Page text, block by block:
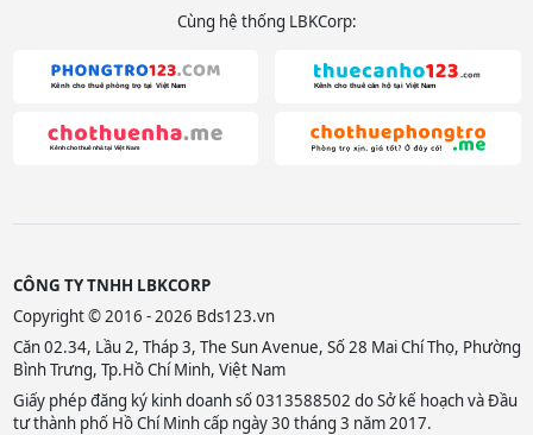
Cùng hệ thống LBKCorp:
CÔNG TY TNHH LBKCORP
Copyright © 2016 - 2026 Bds123.vn
Căn 02.34, Lầu 2, Tháp 3, The Sun Avenue, Số 28 Mai Chí Thọ, Phường
Bình Trưng, Tp.Hồ Chí Minh, Việt Nam
Giấy phép đăng ký kinh doanh số 0313588502 do Sở kế hoạch và Đầu
tư thành phố Hồ Chí Minh cấp ngày 30 tháng 3 năm 2017.